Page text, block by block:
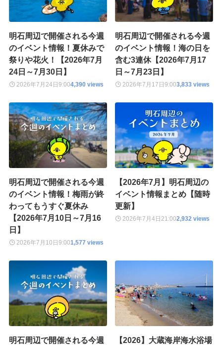
明石周辺で開催される今週
のイベント情報！夏休みで
祭りや花火！【2026年7月
24日～7月30日】
2026年7月24日9:004,390 views
明石周辺で開催される今週
のイベント情報！海の日を
含む3連休【2026年7月17
日～7月23日】
2026年7月17日9:003,833 views
明石周辺で開催される今週
のイベント情報！梅雨が終
わってもうすぐ夏休み
【2026年7月10日～7月16
日】
2026年7月10日9:001,577 views
【2026年7月】明石周辺の
イベント情報まとめ【随時
更新】
2026年7月4日 21:002,932 views
明石周辺で開催される今週
【2026】大蔵海岸海水浴場